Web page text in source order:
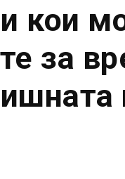
кои
за